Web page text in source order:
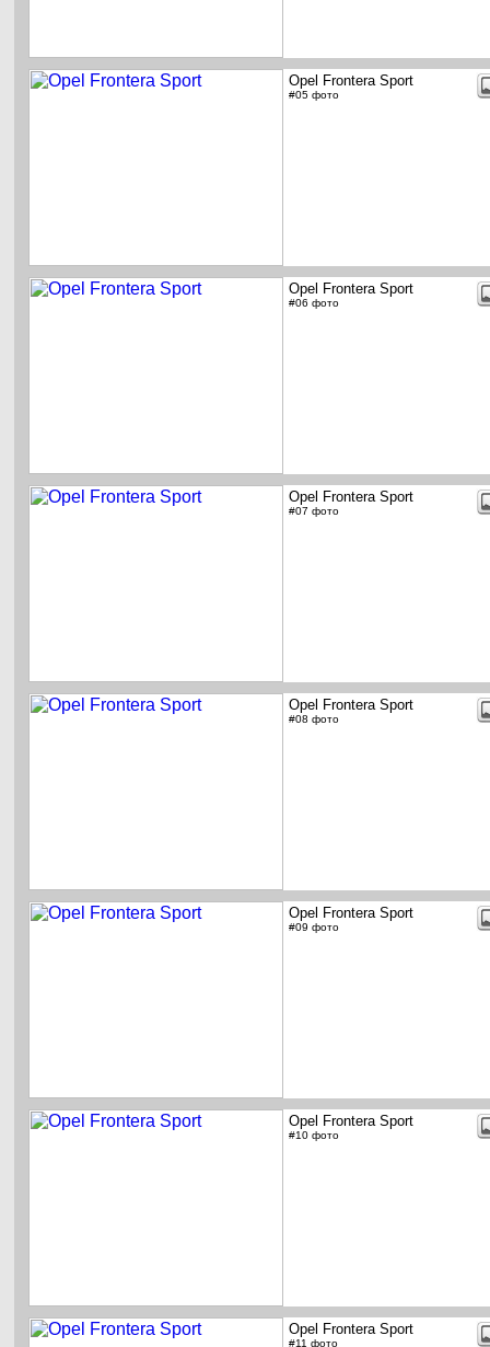
Opel Frontera Sport
#05 фото
Opel Frontera Sport
#06 фото
Opel Frontera Sport
#07 фото
Opel Frontera Sport
#08 фото
Opel Frontera Sport
#09 фото
Opel Frontera Sport
#10 фото
Opel Frontera Sport
#11 фото